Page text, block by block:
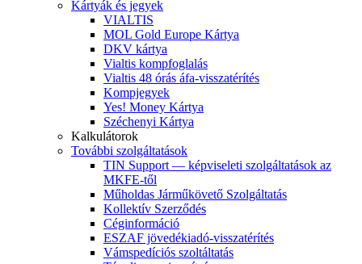
Kártyák és jegyek
VIALTIS
MOL Gold Europe Kártya
DKV kártya
Vialtis kompfoglalás
Vialtis 48 órás áfa-visszatérítés
Kompjegyek
Yes! Money Kártya
Széchenyi Kártya
Kalkulátorok
További szolgáltatások
TIN Support — képviseleti szolgáltatások az
MKFE-től
Műholdas Járműkövető Szolgáltatás
Kollektív Szerződés
Céginformáció
ESZAF jövedékiadó-visszatérítés
Vámspedíciós szoltáltatás